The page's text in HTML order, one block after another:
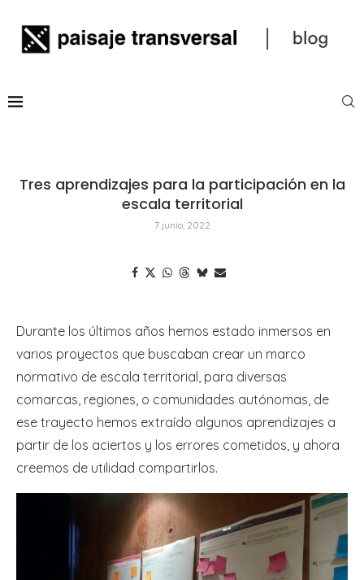
Tres aprendizajes para la participación en la
escala territorial
7 junio, 2022
Durante los últimos años hemos estado inmersos en
varios proyectos que buscaban crear un marco
normativo de escala territorial, para diversas
comarcas, regiones, o comunidades autónomas, de
ese trayecto hemos extraído algunos aprendizajes a
partir de los aciertos y los errores cometidos, y ahora
creemos de utilidad compartirlos.